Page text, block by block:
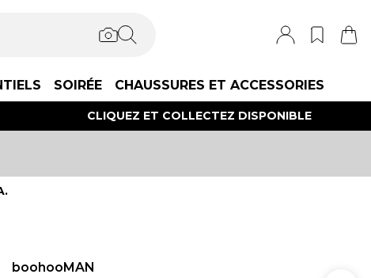
SOIRÉE CHAUSSURES ET ACCESSORIES
CLIQUEZ ET COLLECTEZ DISPONIBLE
boohooMAN